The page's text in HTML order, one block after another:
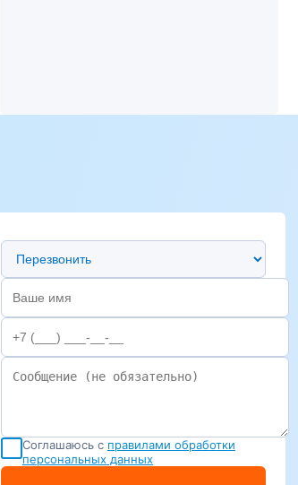
Предпочтительный способ связи
Соглашаюсь с правилами обработки
персональных данных